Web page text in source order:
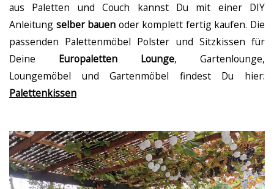
aus Paletten und Couch kannst Du mit einer DIY
Anleitung selber bauen oder komplett fertig kaufen. Die
passenden Palettenmöbel Polster und Sitzkissen für
Deine Europaletten Lounge, Gartenlounge,
Loungemöbel und Gartenmöbel findest Du hier:
Palettenkissen